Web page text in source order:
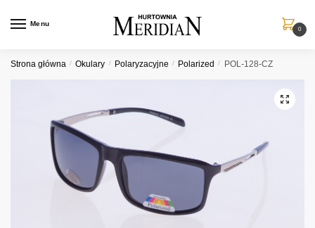
Menu
0
Strona główna / Okulary / Polaryzacyjne / Polarized / POL-128-CZ